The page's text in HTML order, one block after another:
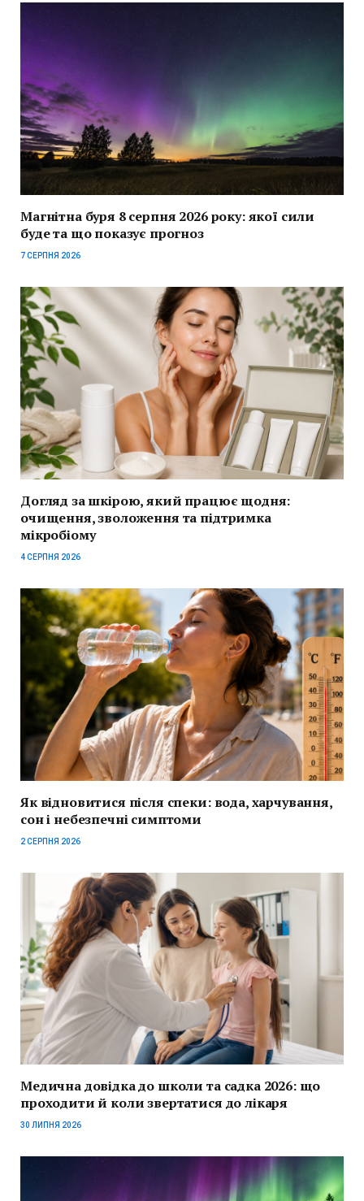
Магнітна буря 8 серпня 2026 року: якої сили
буде та що показує прогноз
7 СЕРПНЯ 2026
Догляд за шкірою, який працює щодня:
очищення, зволоження та підтримка
мікробіому
4 СЕРПНЯ 2026
Як відновитися після спеки: вода, харчування,
сон і небезпечні симптоми
2 СЕРПНЯ 2026
Медична довідка до школи та садка 2026: що
проходити й коли звертатися до лікаря
30 ЛИПНЯ 2026